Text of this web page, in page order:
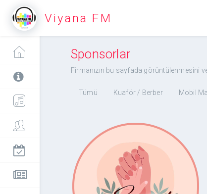
Viyana FM
Sponsorlar
Firmanızın bu sayfada görüntülenmesini
Tümü Kuaför / Berber Mobil